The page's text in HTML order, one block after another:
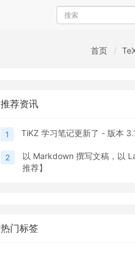
首页
推荐资讯
1 TiKZ 学习笔记更新了 - 版本
2
以 Markdown 撰写文稿，以
推荐】
热门标签